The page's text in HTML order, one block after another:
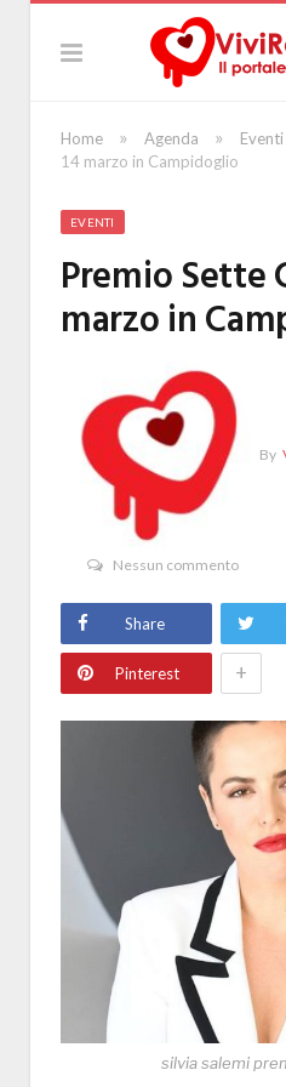
Home » Agenda » Eventi
14 marzo in Campidoglio
EVENTI
Premio Sette
marzo in
By
Nessun commento
Share
Pinterest +
silvia salemi